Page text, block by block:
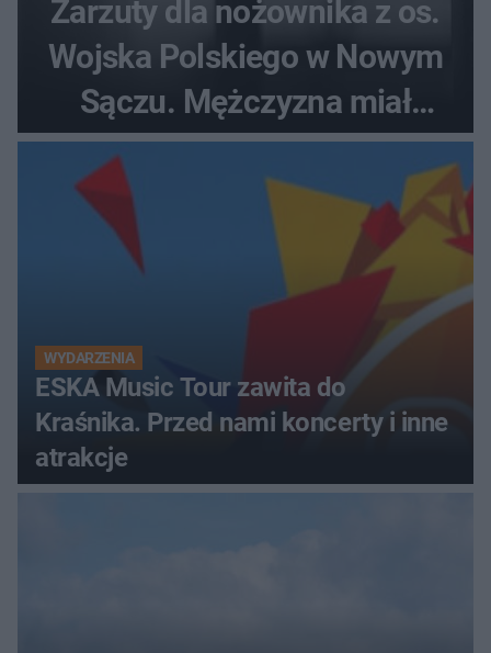
Zarzuty dla nożownika z os.
Wojska Polskiego w Nowym
Sączu. Mężczyzna miał
wczesniej problemy z
prawem
WYDARZENIA
ESKA Music Tour zawita do
Kraśnika. Przed nami koncerty i inne
atrakcje